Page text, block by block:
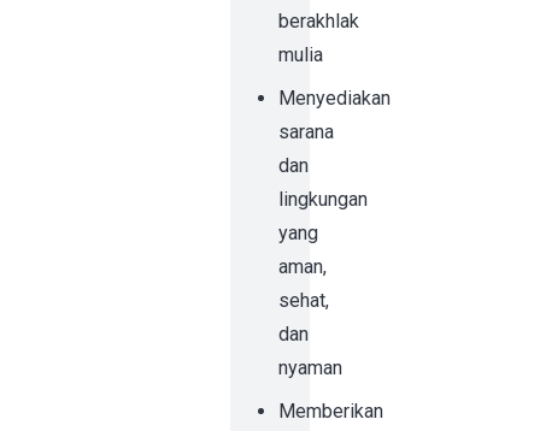
berakhlak
mulia
Menyediakan
sarana
dan
lingkungan
yang
aman,
sehat,
dan
nyaman
Memberikan